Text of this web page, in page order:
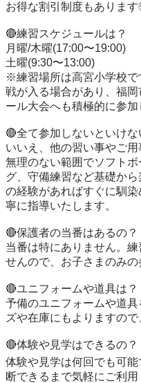
お得な割引制度もあります
🔴練習スケジュールは？
月曜/木曜(17:00〜19:00)
土曜(9:30〜13:00)
※練習場所は高宮小学校
戦が入る場合があり、福
ール大会へも積極的に参加
🔴全て参加しないといけな
いいえ、他の習い事やご
無理のない範囲でソフト
グ、守備練習など基礎か
の経験があればすぐに馴
寧に指導いたします。
🔴保護者の当番はあるの？
当番は特にありません。
せんので、お子さまのみ
🔴ユニフォームや道具は？
予備のユニフォームや道
ズや在庫にもよりますの
🔴体験や見学はできるの？
体験や見学は何回でも可
断できるまで気軽にご利